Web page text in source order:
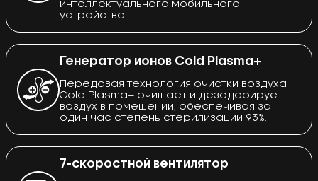
интеллектуального мобильного
устройства.
Генератор ионов Cold Plasma+
Передовая технология очистки воздуха
Cold Plasma+ очищает и дезодорирует
воздух в помещении, обеспечивая за
один час степень стерилизации 93%.
7-скоростной вентилятор